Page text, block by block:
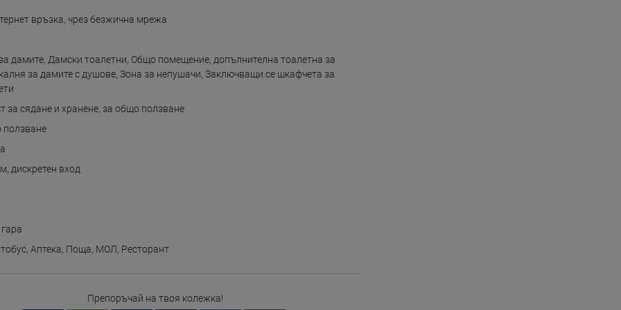
връзка,чрез безжична мрежа
дамите, Дамски тоалетни, Общо помещение, допълнителна тоалетна за
за дамите с душове,Зона за непушачи,Заключващи се шкафчета за
за сядане и хранене, за общо ползване
ползване
, дискретен вход
,Аптека, Поща, МОЛ, Ресторант
Препоръчай на твоя колежка!